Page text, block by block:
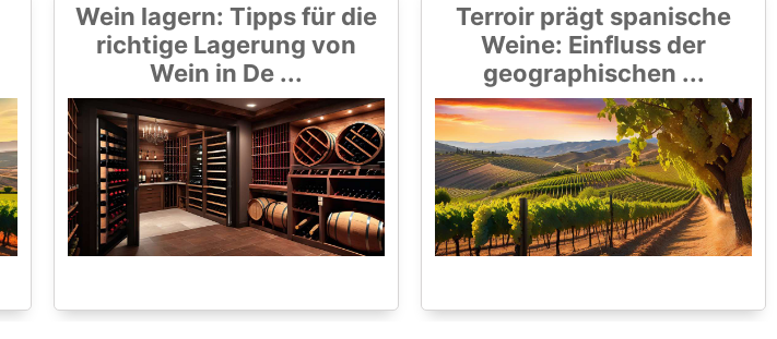
Wein lagern: Tipps für die
richtige Lagerung von
Wein in De ...
Terroir prägt spanische
Weine: Einfluss der
geographischen ...